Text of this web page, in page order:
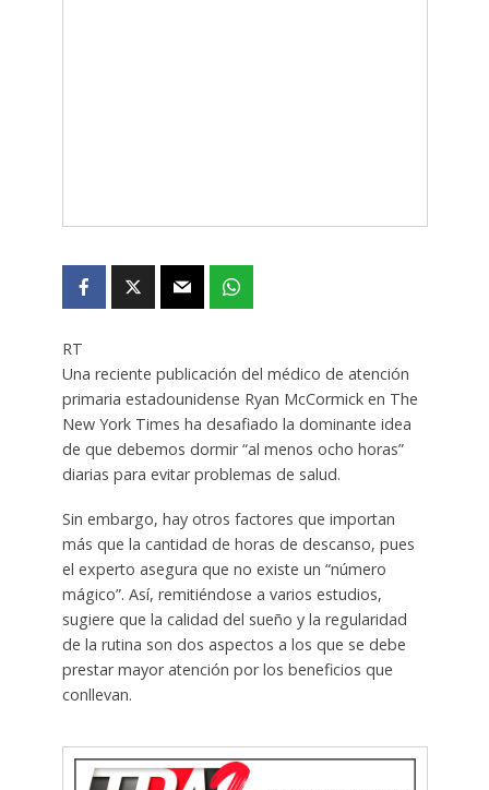
RT
Una reciente publicación del médico de atención
primaria estadounidense Ryan McCormick en The
New York Times ha desafiado la dominante idea
de que debemos dormir “al menos ocho horas”
diarias para evitar problemas de salud.
Sin embargo, hay otros factores que importan
más que la cantidad de horas de descanso, pues
el experto asegura que no existe un “número
mágico”. Así, remitiéndose a varios estudios,
sugiere que la calidad del sueño y la regularidad
de la rutina son dos aspectos a los que se debe
prestar mayor atención por los beneficios que
conllevan.